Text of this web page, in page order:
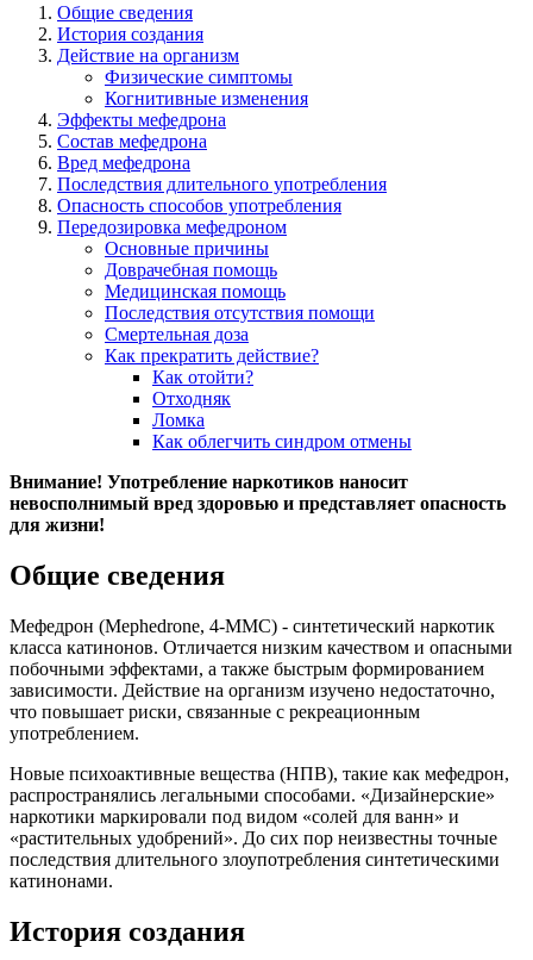
Общие сведения
История создания
Действие на организм
Физические симптомы
Когнитивные изменения
Эффекты мефедрона
Состав мефедрона
Вред мефедрона
Последствия длительного употребления
Опасность способов употребления
Передозировка мефедроном
Основные причины
Доврачебная помощь
Медицинская помощь
Последствия отсутствия помощи
Смертельная доза
Как прекратить действие?
Как отойти?
Отходняк
Ломка
Как облегчить синдром отмены
Внимание! Употребление наркотиков наносит
невосполнимый вред здоровью и представляет опасность
для жизни!
Общие сведения
Мефедрон (Mephedrone, 4-MMC) - синтетический наркотик
класса катинонов. Отличается низким качеством и опасными
побочными эффектами, а также быстрым формированием
зависимости. Действие на организм изучено недостаточно,
что повышает риски, связанные с рекреационным
употреблением.
Новые психоактивные вещества (НПВ), такие как мефедрон,
распространялись легальными способами. «Дизайнерские»
наркотики маркировали под видом «солей для ванн» и
«растительных удобрений». До сих пор неизвестны точные
последствия длительного злоупотребления синтетическими
катинонами.
История создания